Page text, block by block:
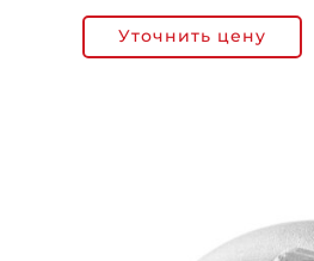
Уточнить цену